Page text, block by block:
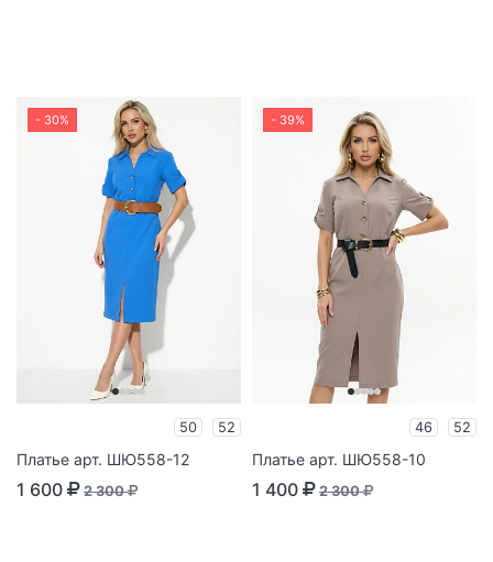
- 30%
50 52
Платье арт. ШЮ558-12
1 600 2 300
- 39%
46 52
Платье арт. ШЮ558-10
1 400 2 300